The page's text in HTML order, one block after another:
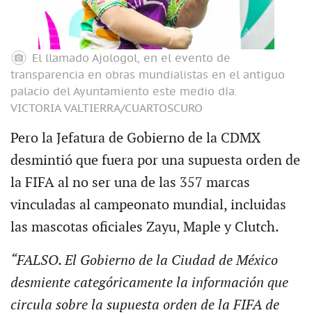
El llamado Ajologol, en el evento de
transparencia en obras mundialistas en el antiguo
palacio del Ayuntamiento este medio día.
VICTORIA VALTIERRA/CUARTOSCURO
Pero la Jefatura de Gobierno de la CDMX
desmintió que fuera por una supuesta orden de
la FIFA al no ser una de las 357 marcas
vinculadas al campeonato mundial, incluidas
las mascotas oficiales Zayu, Maple y Clutch.
“FALSO. El Gobierno de la Ciudad de México
desmiente categóricamente la información que
circula sobre la supuesta orden de la FIFA de